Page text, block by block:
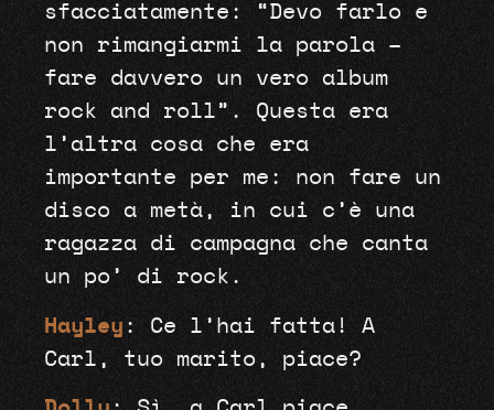
sfacciatamente: “Devo farlo e
non rimangiarmi la parola –
fare davvero un vero album
rock and roll”. Questa era
l’altra cosa che era
importante per me: non fare un
disco a metà, in cui c’è una
ragazza di campagna che canta
un po’ di rock.
Hayley : Ce l’hai fatta! A
Carl, tuo marito, piace?